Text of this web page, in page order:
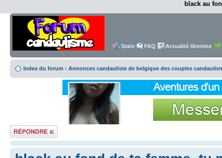
black au
Stats FAQ Actualité libertine
Index du forum ‹ Annonces candauliste de belgique des couples
Répondre